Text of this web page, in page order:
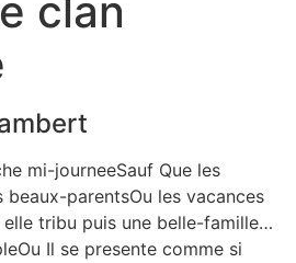
clan
mi-journeeSauf Que les
parentsOu les vacances
tribu puis une belle-famille…
Il se presente comme si